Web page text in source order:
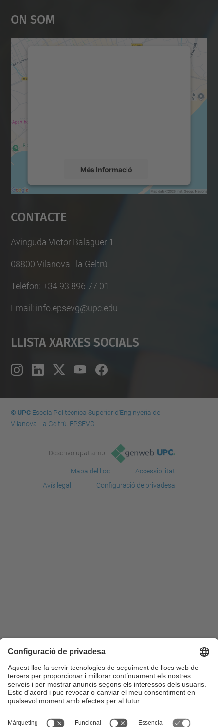
On Som
Més Informació
Accepta
powered by
Contacte
Avinguda Víctor Balaguer 1
08800 Vilanova i la Geltrú
Telèfon: +34 93 896 77 01
Email: info.epsevg@upc.edu
Llista Xarxes Socials
© UPCEscola Politècnica Superior d'Enginyeria de
Vilanova i la Geltrú. EPSEVG
Desenvolupat amb
Mapa del lloc
Accessibilitat
Avís legal
Configuració de privadesa